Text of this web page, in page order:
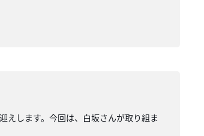
えします。今回は、白坂さんが取り組ま